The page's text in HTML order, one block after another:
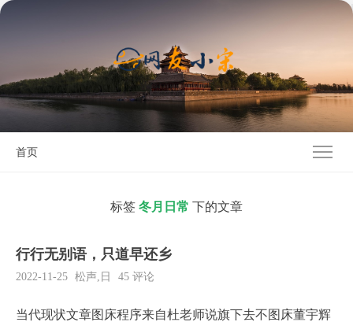
首页
标签 冬月日常 下的文章
行行无别语，只道早还乡
2022-11-25 松声, 日 45 评论
当代现状文章图床程序来自杜老师说旗下去不图床董宇辉